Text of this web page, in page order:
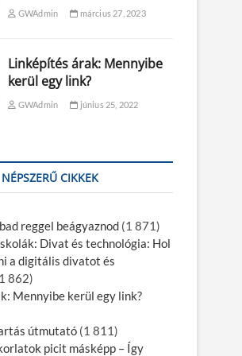
GWAdmin március 27, 2023
Linképítés árak: Mennyibe
kerül egy link?
GWAdmin június 25, 2022
NÉPSZERŰ CIKKEK
reggel beágyaznod (1 871)
Divat és technológia: Hol
a digitális divatot és
862)
Mennyibe kerül egy link?
útmutató (1 811)
picit másképp – Így